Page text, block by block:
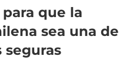
que la
sea una de
seguras